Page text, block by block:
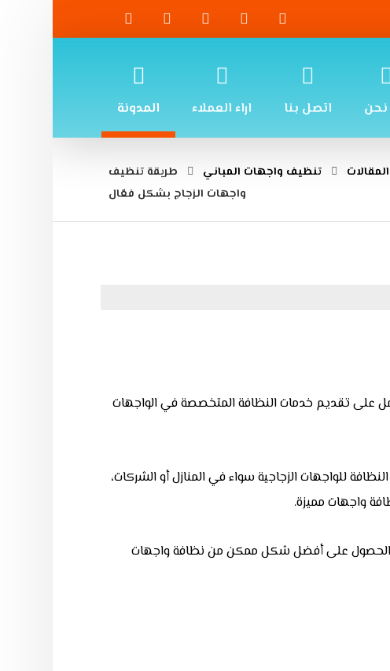
اتصل بنا اراء العملاء المدونة
تنظيف واجهات المباني
طريقة تنظيف
واجهات الزجاج بشكل فعّال
على تقديم خدمات النظافة المتخصصة في الواجهات
للواجهات الزجاجية سواء في المنازل أو الشركات،
واجهات مميزة.
الحصول على أفضل شكل ممكن من نظافة واجهات